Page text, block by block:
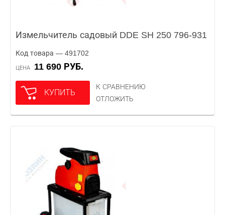
Измельчитель садовый DDE SH 250 796-931
Код товара — 491702
ЦЕНА 11 690 РУБ.
КУПИТЬ
К СРАВНЕНИЮ
ОТЛОЖИТЬ